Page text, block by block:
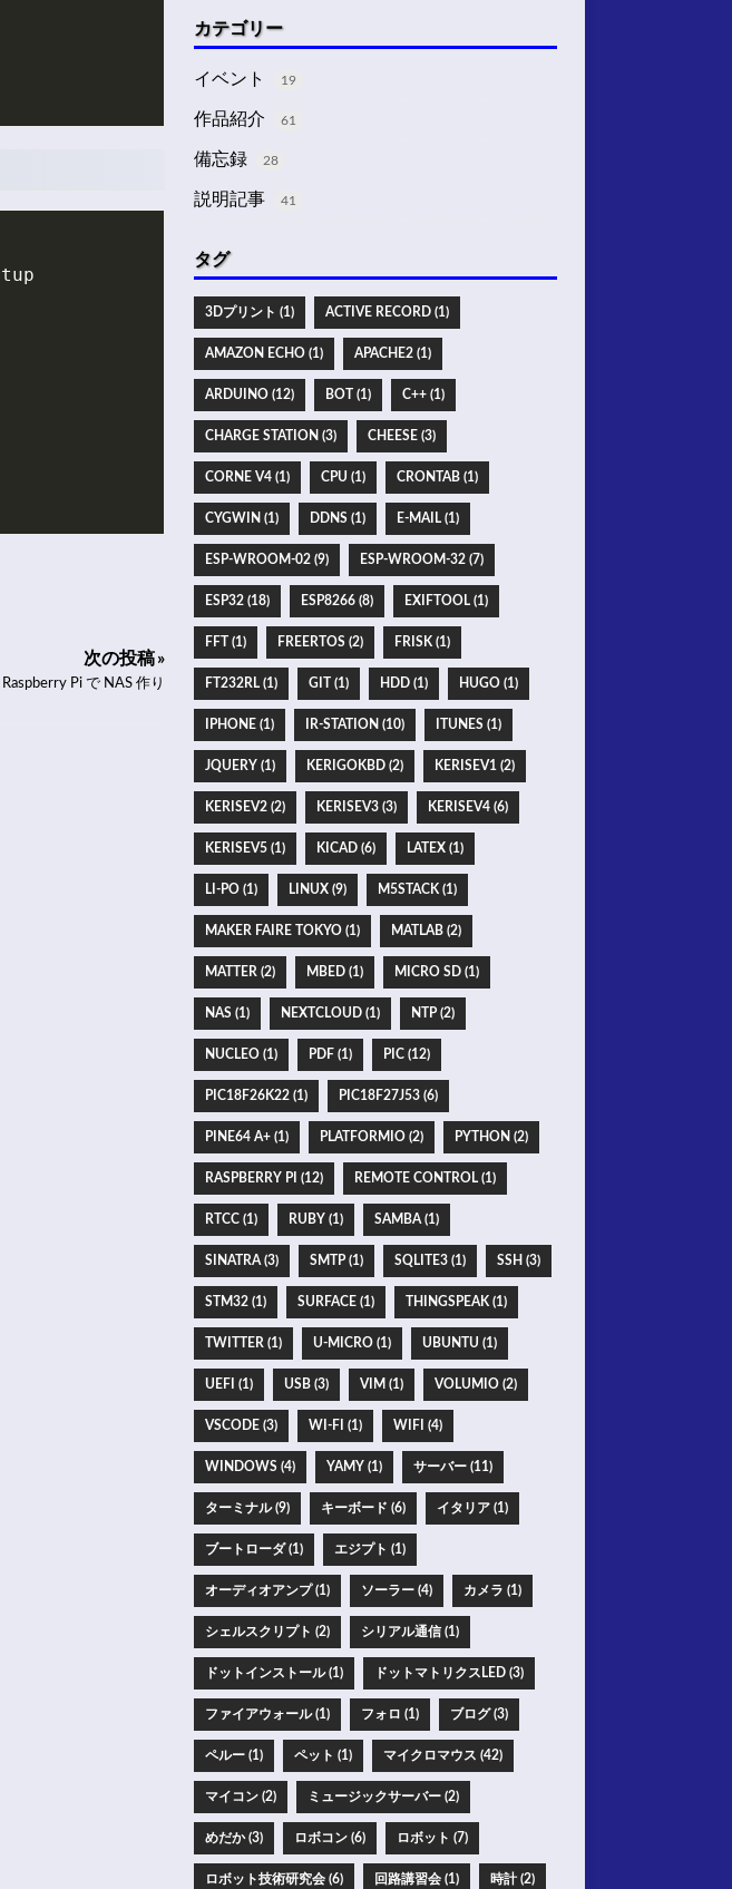
次の投稿 »
Raspberry Pi で NAS 作り
カテゴリー
イベント 19
作品紹介 61
備忘録 28
説明記事 41
タグ
3Dプリント (1) ACTIVE RECORD (1)
AMAZON ECHO (1) APACHE2 (1)
ARDUINO (12) BOT (1) C++ (1)
CHARGE STATION (3) CHEESE (3)
CORNE V4 (1) CPU (1) CRONTAB (1)
CYGWIN (1) DDNS (1) E-MAIL (1)
ESP-WROOM-02 (9) ESP-WROOM-32 (7)
ESP32 (18) ESP8266 (8) EXIFTOOL (1)
FFT (1) FREERTOS (2) FRISK (1)
FT232RL (1) GIT (1) HDD (1) HUGO (1)
IPHONE (1) IR-STATION (10) ITUNES (1)
JQUERY (1) KERIGOKBD (2) KERISEV1 (2)
KERISEV2 (2) KERISEV3 (3) KERISEV4 (6)
KERISEV5 (1) KICAD (6) LATEX (1)
LI-PO (1) LINUX (9) M5STACK (1)
MAKER FAIRE TOKYO (1) MATLAB (2)
MATTER (2) MBED (1) MICRO SD (1)
NAS (1) NEXTCLOUD (1) NTP (2)
NUCLEO (1) PDF (1) PIC (12)
PIC18F26K22 (1) PIC18F27J53 (6)
PINE64 A+ (1) PLATFORMIO (2) PYTHON (2)
RASPBERRY PI (12) REMOTE CONTROL (1)
RTCC (1) RUBY (1) SAMBA (1)
SINATRA (3) SMTP (1) SQLITE3 (1) SSH (3)
STM32 (1) SURFACE (1) THINGSPEAK (1)
TWITTER (1) U-MICRO (1) UBUNTU (1)
UEFI (1) USB (3) VIM (1) VOLUMIO (2)
VSCODE (3) WI-FI (1) WIFI (4)
WINDOWS (4) YAMY (1) サーバー (11)
ターミナル (9) キーボード (6) イタリア (1)
ブートローダ (1) エジプト (1)
オーディオアンプ (1) ソーラー (4) カメラ (1)
シェルスクリプト (2) シリアル通信 (1)
ドットインストール (1) ドットマトリクスLED (3)
ファイアウォール (1) フォロ (1) ブログ (3)
ペルー (1) ペット (1) マイクロマウス (42)
マイコン (2) ミュージックサーバー (2)
めだか (3) ロボコン (6) ロボット (7)
ロボット技術研究会 (6) 回路講習会 (1) 時計 (2)